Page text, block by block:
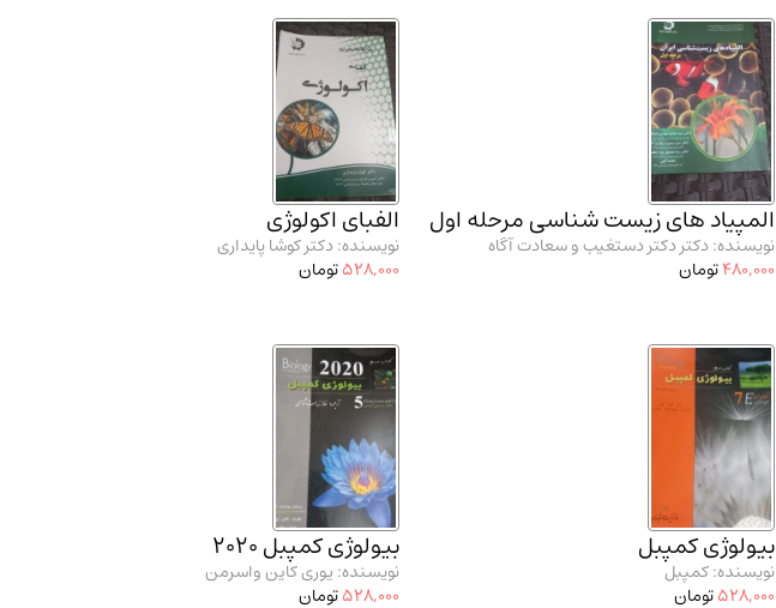
المپیاد های زیست شناسی مرحله اول
نویسنده: دکتر دکتر دستغیب و سعادت آگاه
480,000تومان
الفبای اکولوژی
نویسنده: دکتر کوشا پایداری
528,000تومان
بیولوژی کمپبل
نویسنده: کمپبل
528,000تومان
بیولوژی کمپبل 2020
نویسنده: یوری کاین واسرمن
528,000تومان